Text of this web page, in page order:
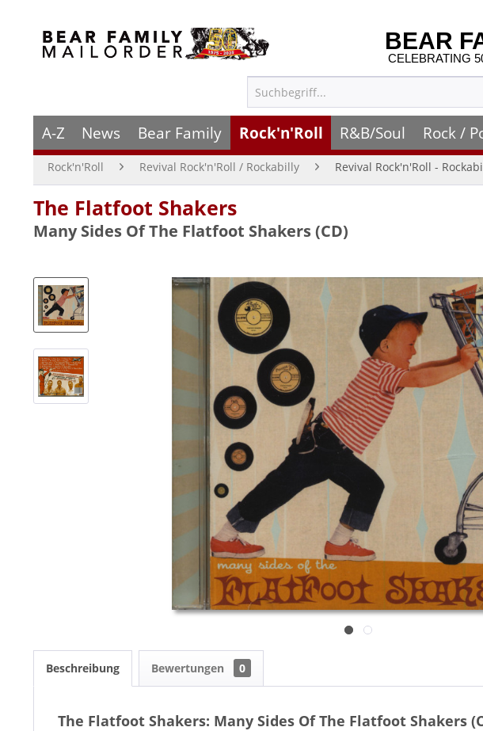
BEAR
CELEBRATING
A-Z News Bear Family Rock'n'Roll R&B/Soul Rock /
Rock'n'Roll Revival Rock'n'Roll / Rockabilly Revival Rock'n'Roll -
The Flatfoot Shakers
Many Sides Of The Flatfoot Shakers (CD)
Beschreibung Bewertungen 0
The Flatfoot Shakers: Many Sides Of The Flatfoot Shakers